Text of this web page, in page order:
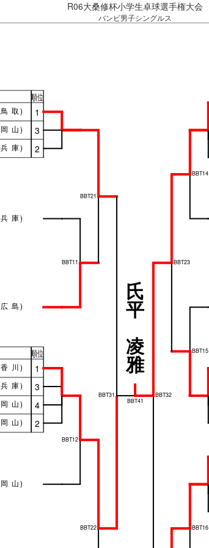
R06大桑修杯小学生卓球選手権大会
バンビ男子シングルス
1
鳥取)
3
岡山)
2
兵庫)
順位
兵庫)
BBT11
広島)
1
香川)
3
兵庫)
4
岡山)
2
岡山)
順位
BBT12
岡山)
BBT14
BBT15
BBT16
BBT21
BBT22
BBT23
BBT31 BBT32
BBT41
氏
平
凌
雅